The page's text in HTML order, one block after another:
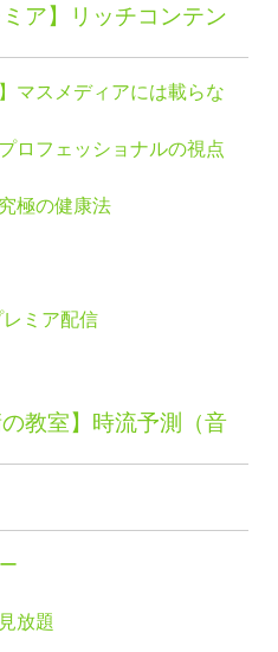
ア】リッチコンテン
マスメディアには載らな
ロフェッショナルの視点
極の健康法
ミア配信
教室】時流予測（音
放題